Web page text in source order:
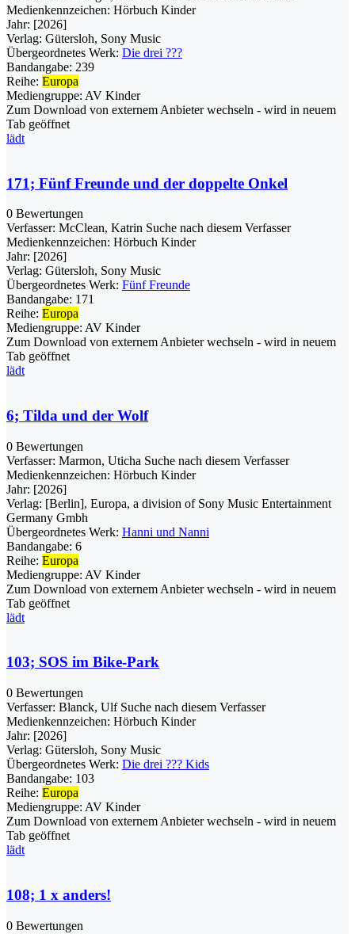
Medienkennzeichen: Hörbuch Kinder
Jahr: [2026]
Verlag: Gütersloh, Sony Music
Übergeordnetes Werk: Die drei ???
Bandangabe: 239
Reihe: Europa
Mediengruppe: AV Kinder
Zum Download von externem Anbieter wechseln - wird in neuem
Tab geöffnet
lädt
171; Fünf Freunde und der doppelte Onkel
0 Bewertungen
Verfasser: McClean, Katrin Suche nach diesem Verfasser
Medienkennzeichen: Hörbuch Kinder
Jahr: [2026]
Verlag: Gütersloh, Sony Music
Übergeordnetes Werk: Fünf Freunde
Bandangabe: 171
Reihe: Europa
Mediengruppe: AV Kinder
Zum Download von externem Anbieter wechseln - wird in neuem
Tab geöffnet
lädt
6; Tilda und der Wolf
0 Bewertungen
Verfasser: Marmon, Uticha Suche nach diesem Verfasser
Medienkennzeichen: Hörbuch Kinder
Jahr: [2026]
Verlag: [Berlin], Europa, a division of Sony Music Entertainment
Germany Gmbh
Übergeordnetes Werk: Hanni und Nanni
Bandangabe: 6
Reihe: Europa
Mediengruppe: AV Kinder
Zum Download von externem Anbieter wechseln - wird in neuem
Tab geöffnet
lädt
103; SOS im Bike-Park
0 Bewertungen
Verfasser: Blanck, Ulf Suche nach diesem Verfasser
Medienkennzeichen: Hörbuch Kinder
Jahr: [2026]
Verlag: Gütersloh, Sony Music
Übergeordnetes Werk: Die drei ??? Kids
Bandangabe: 103
Reihe: Europa
Mediengruppe: AV Kinder
Zum Download von externem Anbieter wechseln - wird in neuem
Tab geöffnet
lädt
108; 1 x anders!
0 Bewertungen